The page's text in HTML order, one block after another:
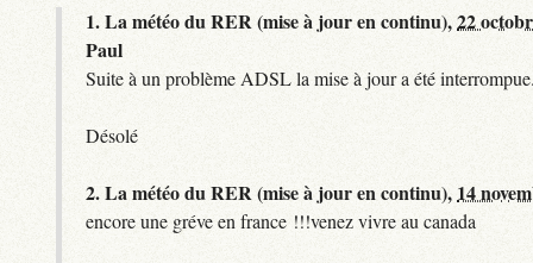
1.La météo du RER (mise à jour en continu),22
Paul
Suite à un problème ADSL la mise à jour a été
Désolé
2.La météo du RER (mise à jour en continu), 14
encore une gréve en france !!!venez vivre au canada